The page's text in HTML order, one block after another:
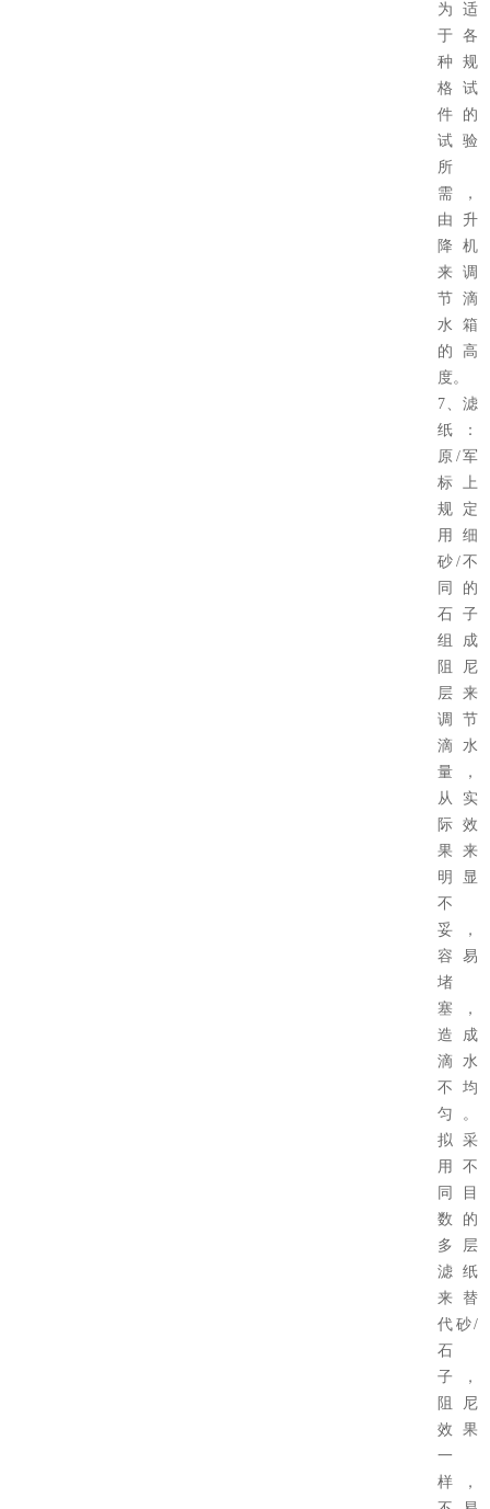
为适
于各
种规
格试
件的
试验
所
需，
由升
降机
来调
节滴
水箱
的高
度。
7、滤
纸：
原/军
标上
规定
用细
砂/不
同的
石子
组成
阻尼
层来
调节
滴水
量，
从实
际效
果来
明显
不
妥，
容易
堵
塞，
造成
滴水
不均
匀。
拟采
用不
同目
数的
多层
滤纸
来替
代砂/
石
子，
阻尼
效果
一
样，